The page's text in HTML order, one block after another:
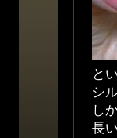
と
シ
し
長